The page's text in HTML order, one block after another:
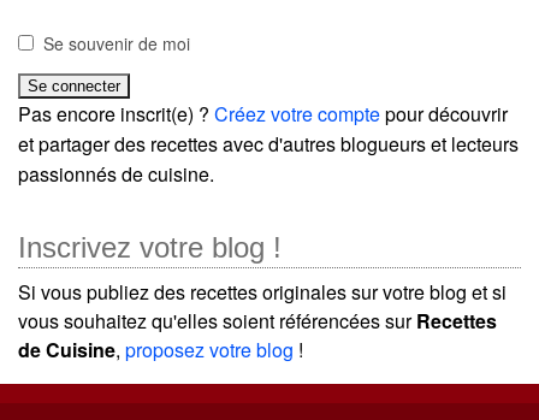
Se souvenir de moi
Pas encore inscrit(e) ? Créez votre comptepour découvrir
et partager des recettes avec d'autres blogueurs et lecteurs
passionnés de cuisine.
Inscrivez votre blog !
Si vous publiez des recettes originales sur votre blog et si
vous souhaitez qu'elles soient référencées surRecettes
de Cuisine, proposez votre blog !